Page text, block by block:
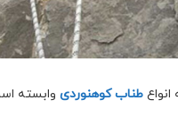
طناب کوهنوردی وابسته